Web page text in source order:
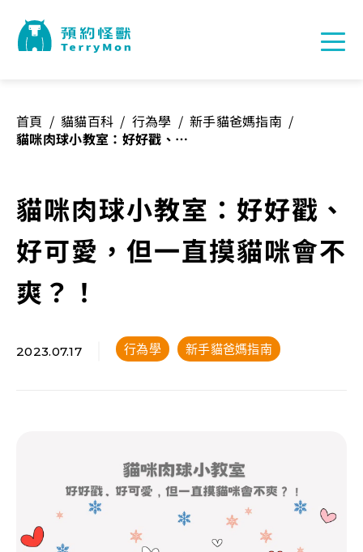
首頁 / 貓貓百科 / 行為學 / 新手貓爸媽指南 /
貓咪肉球小教室：好好戳、好
貓咪肉球小教室：好好戳、
好可愛，但一直摸貓咪會不
爽？！
2023.07.17 行為學 新手貓爸媽指南